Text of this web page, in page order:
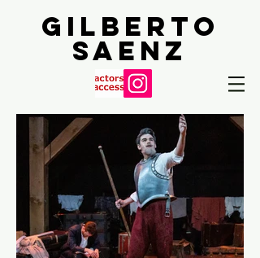
Gilberto
Saenz